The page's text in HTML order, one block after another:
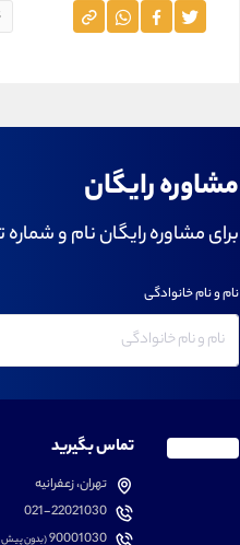
مشاوره رایگان
برای مشاوره رایگان نام و شماره
نام و نام خانوادگی
تماس بگیرید
تهران، زعفرانیه
021-22021030
90001030(بدون پیش